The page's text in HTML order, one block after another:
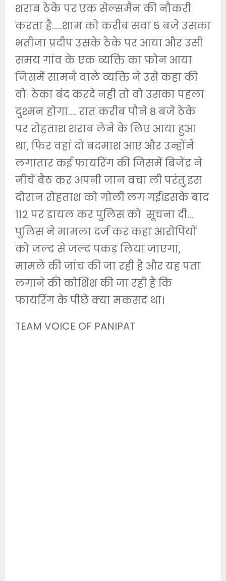
शराब ठेके पर एक सेल्समैन की नौकरी
करता है…..शाम को करीब सवा 5 बजे उसका
भतीजा प्रदीप उसके ठेके पर आया और उसी
समय गांव के एक व्यक्ति का फोन आया
जिसमें सामने वाले व्यक्ति ने उसे कहा की
वो ठेका बंद करदे नही तो वो उसका पहला
दुश्मन होगा…. रात करीब पौने 8 बजे ठेके
पर रोहताश शराब लेने के लिए आया हुआ
था, फिर वहां दो बदमाश आए और उन्होंने
लगातार कई फायरिंग की जिसमें बिजेंद्र ने
नीचे बैठ कर अपनी जान बचा ली परंतु इस
दोरान रोहताश को गोली लग गई।इसके बाद
112 पर डायल कर पुलिस को सूचना दी…
पुलिस ने मामला दर्ज कर कहा आरोपियों
को जल्द से जल्द पकड़ लिया जाएगा,
मामले की जांच की जा रही है और यह पता
लगाने की कोशिश की जा रही है कि
फायरिंग के पीछे क्या मकसद था।
TEAM VOICE OF PANIPAT